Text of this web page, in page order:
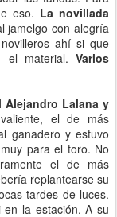
eso. La novillada
jamelgo con alegría
ahí si que
el material. Varios
Alejandro Lalana y
el de más
ganadero y estuvo
para el toro. No
el de más
replantearse su
tardes de luces.
la estación. A su